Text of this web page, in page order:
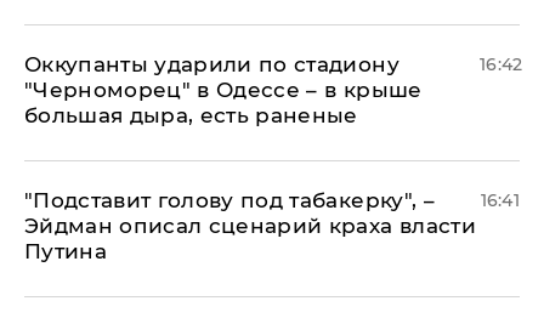
Оккупанты ударили по стадиону
"Черноморец" в Одессе – в крыше
большая дыра, есть раненые
16:42
​"Подставит голову под табакерку", –
Эйдман описал сценарий краха власти
Путина
16:41